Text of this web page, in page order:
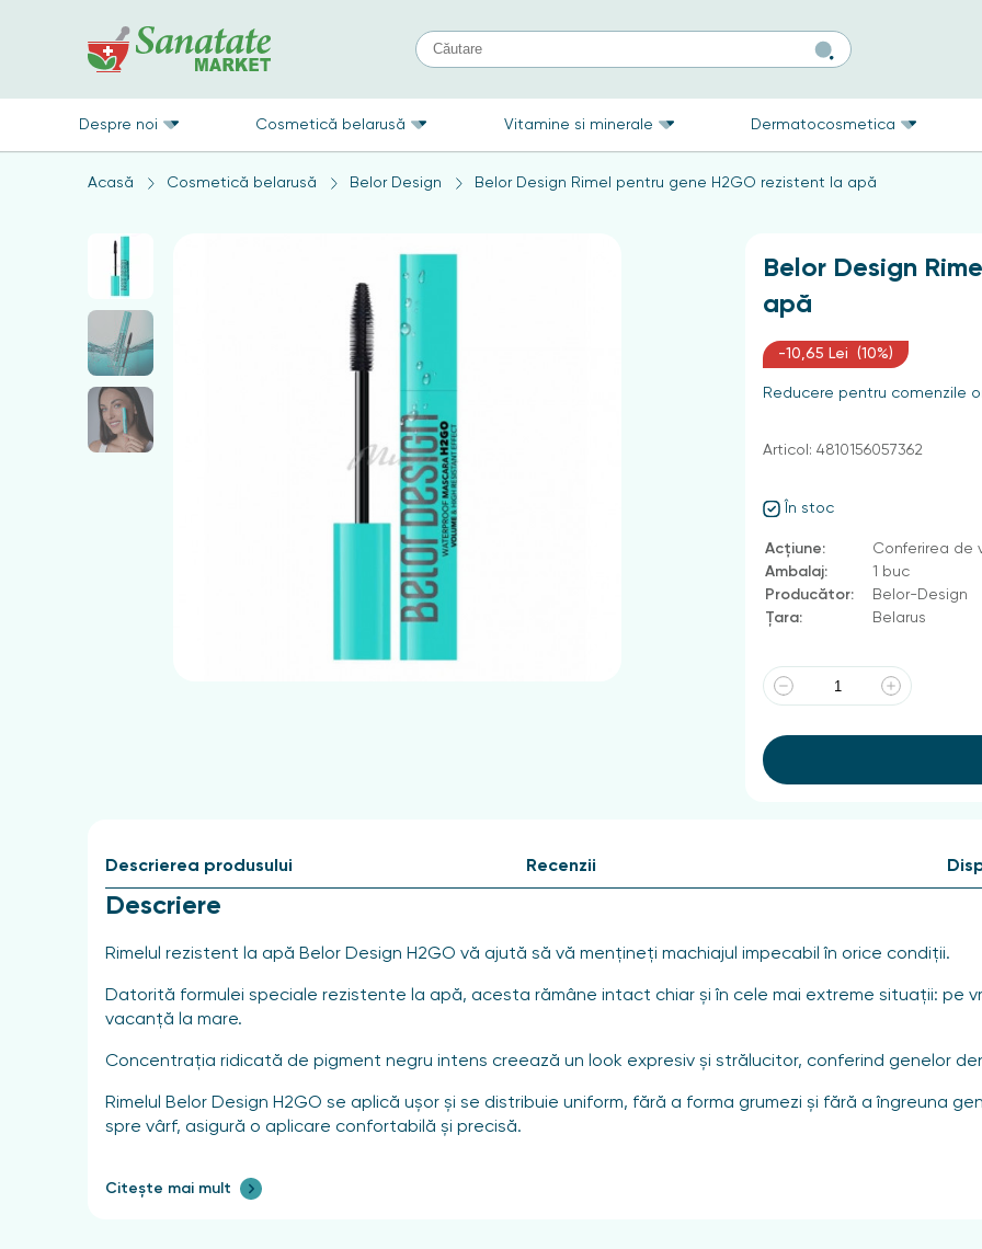
Despre noi Cosmetică belarusă Vitamine si minerale Dermatocosmetica
Acasă Cosmetică belarusă Belor Design Belor Design Rimel pentru gene H2GO rezistent la apă
Belor Design
apă
-10,65 Lei (10%)
Reducere pentru comenzile
În stoc
Acțiune:
Conferirea de
Ambalaj:
1 buc
Producător:
Belor-Design
Țara:
Belarus
Articol: 4810156057362
Descrierea produsului
Descriere
Rimelul rezistent la apă Belor Design H2GO vă ajută să vă mențineți machiajul impecabil în orice condiții.
Datorită formulei speciale rezistente la apă, acesta rămâne intact chiar și în cele mai extreme situații: pe
vacanță la mare.
Concentrația ridicată de pigment negru intens creează un look expresiv și strălucitor, conferind genelor
Rimelul Belor Design H2GO se aplică ușor și se distribuie uniform, fără a forma grumezi și fără a îngreuna
spre vârf, asigură o aplicare confortabilă și precisă.
Citește mai mult
Recenzii